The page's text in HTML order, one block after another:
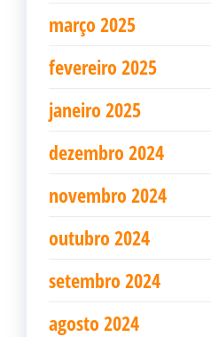
março 2025
fevereiro 2025
janeiro 2025
dezembro 2024
novembro 2024
outubro 2024
setembro 2024
agosto 2024